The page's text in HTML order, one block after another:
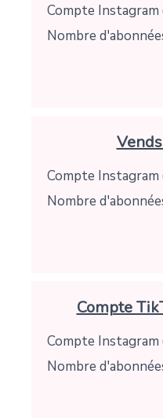
Compte Instagram
Nombre
Compte Instagram
Nombre
Compte
Compte Instagram
Nombre